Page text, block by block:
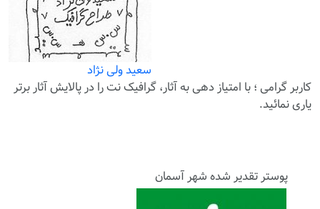
سعید ولی نژاد
کاربر گرامی ؛ با امتیاز دهیبه آثار، گرافیک نت را در پالایش آثار برتر
یاری نمائید.
پوستر تقدیر شده شهر آسمان